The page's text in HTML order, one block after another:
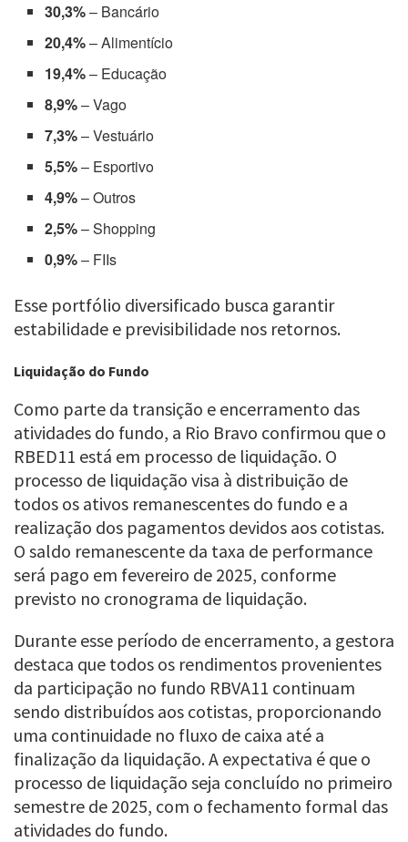
30,3%– Bancário
20,4%– Alimentício
19,4%– Educação
8,9%– Vago
7,3%– Vestuário
5,5%– Esportivo
4,9%– Outros
2,5%– Shopping
0,9%– FIIs
Esse portfólio diversificado busca garantir
estabilidade e previsibilidade nos retornos.
Liquidação do Fundo
Como parte da transição e encerramento das
atividades do fundo, a Rio Bravo confirmou que o
RBED11 está em processo de liquidação. O
processo de liquidação visa à distribuição de
todos os ativos remanescentes do fundo e a
realização dos pagamentos devidos aos cotistas.
O saldo remanescente da taxa de performance
será pago em fevereiro de 2025, conforme
previsto no cronograma de liquidação.
Durante esse período de encerramento, a gestora
destaca que todos os rendimentos provenientes
da participação no fundo RBVA11 continuam
sendo distribuídos aos cotistas, proporcionando
uma continuidade no fluxo de caixa até a
finalização da liquidação. A expectativa é que o
processo de liquidação seja concluído no primeiro
semestre de 2025, com o fechamento formal das
atividades do fundo.